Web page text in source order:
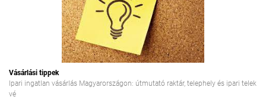
Vásárlási tippek
Ipari ingatlan vásárlás Magyarországon: útmutató raktár, telephely és ipari telek
vé